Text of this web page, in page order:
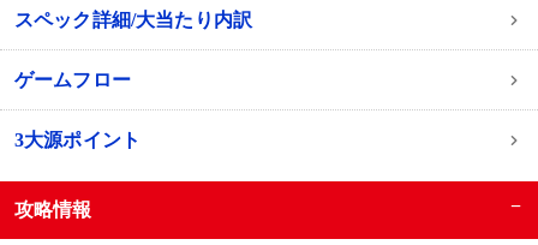
スペック詳細/大当たり内訳
ゲームフロー
3大源ポイント
攻略情報 −